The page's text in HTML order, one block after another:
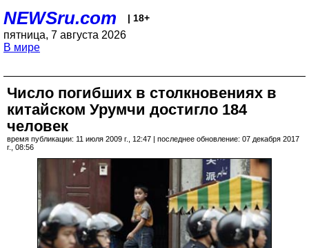
NEWSru.com | 18+
пятница, 7 августа 2026
В мире
Число погибших в столкновениях в
китайском Урумчи достигло 184
человек
время публикации: 11 июля 2009 г., 12:47 | последнее обновление: 07 декабря 2017
г., 08:56